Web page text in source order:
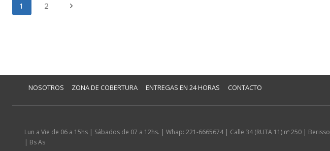
Navegación
de
1 2
Siguiente
NOSOTROS ZONA DE COBERTURA ENTREGAS EN 24 HORAS CONTACTO
Lun a Vie de 06 a 15hs | Sábados de 07 a 12hs. | Whap: 221-6665674 | Calle 34 (RUTA 11) nº 250 | Berisso
| Bs As